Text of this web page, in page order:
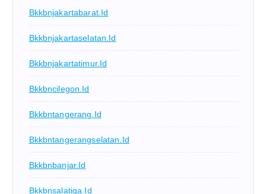
Bkkbnjakartabarat.id
Bkkbnjakartaselatan.id
Bkkbnjakartatimur.id
Bkkbncilegon.id
Bkkbntangerang.id
Bkkbntangerangselatan.id
Bkkbnbanjar.id
Bkkbnsalatiga.id